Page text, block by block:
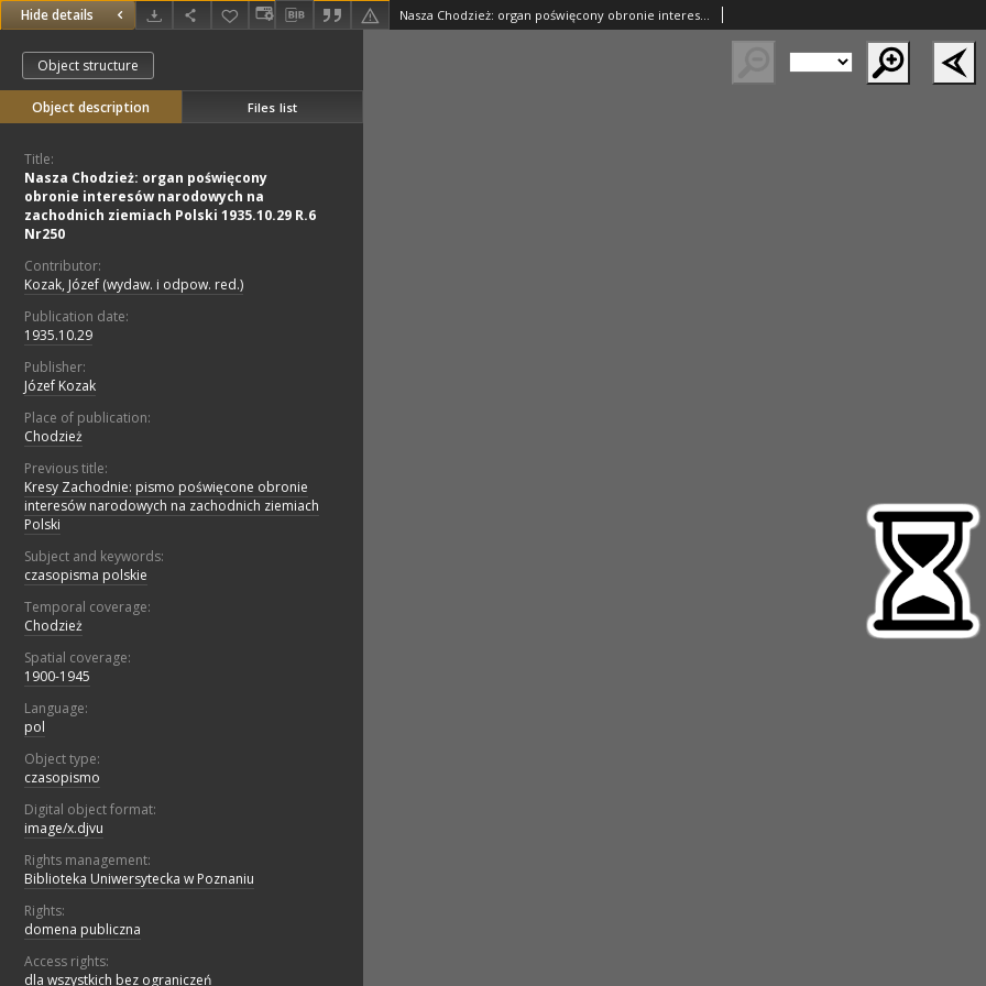
Hide details Nasza Chodzież: organ poświęcony obronie interesów narodowych na zachodnich ziemiach Polski 1935.10.29 R.6 Nr250
Object structure
Object description Files list
Title:
Nasza Chodzież: organ poświęcony
obronie interesów narodowych na
zachodnich ziemiach Polski 1935.10.29 R.6
Nr250
Contributor:
Kozak, Józef (wydaw. i odpow. red.)
Publication date:
1935.10.29
Publisher:
Józef Kozak
Place of publication:
Chodzież
Previous title:
Kresy Zachodnie: pismo poświęcone obronie
interesów narodowych na zachodnich ziemiach
Polski
Subject and keywords:
czasopisma polskie
Temporal coverage:
Chodzież
Spatial coverage:
1900-1945
Language:
pol
Object type:
czasopismo
Digital object format:
image/x.djvu
Rights management:
Biblioteka Uniwersytecka w Poznaniu
Rights:
domena publiczna
Access rights:
dla wszystkich bez ograniczeń